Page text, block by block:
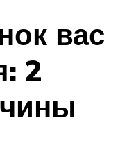
вас
2